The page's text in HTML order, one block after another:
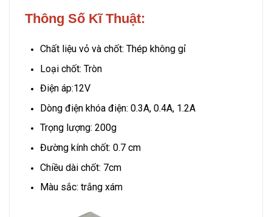
Thông Số Kĩ Thuật:
Chất liệu vỏ và chốt: Thép không gỉ
Loại chốt: Tròn
Điện áp:12V
Dòng điện khóa điện: 0.3A, 0.4A, 1.2A
Trọng lượng: 200g
Đường kính chốt: 0.7 cm
Chiều dài chốt: 7cm
Màu sắc: trắng xám